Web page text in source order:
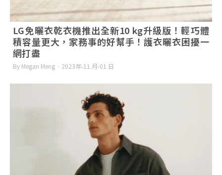
LG免曬衣乾衣機推出全新10 kg升級版！輕巧體
積容量更大，家務事的好幫手！護衣曬衣困擾一
網打盡
By Megan Meng 2023年-11 月-01 日